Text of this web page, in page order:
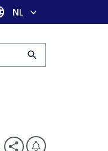
Taal selectie
NL